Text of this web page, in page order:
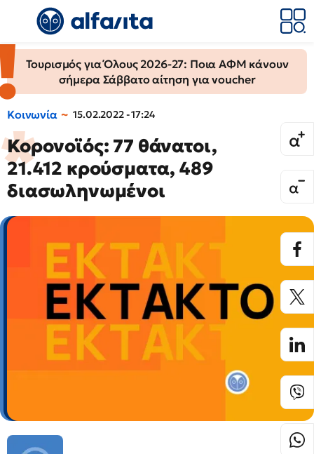
Τουρισμός για Όλους 2026-27: Ποια ΑΦΜ κάνουν
σήμερα Σάββατο αίτηση για voucher
Κοινωνία 15.02.2022 - 17:24
Κορονοϊός: 77 θάνατοι,
21.412 κρούσματα, 489
διασωληνωμένοι